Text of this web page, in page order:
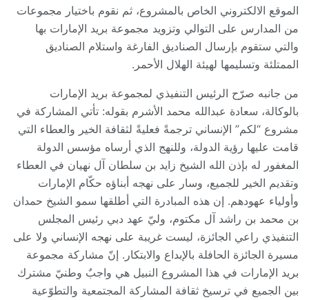
الموقع الالكتروني الخاص بالمشروع، ثم نقوم باختيار مجموعات
من المدارس على التوالي وتزويد مجموعة بريد الإمارات بها
والتي ستقوم بإرسال الصناديق الفارغة واستلام الصناديق
الممتلئة وتسليمها لهيئة الهلال الأحمر.
من جانبه صرّح الرئيس التنفيذي لمجموعة بريد الإمارات
بالوكالة، سعادة عبدالله محمد الأشرم بقوله: تأتي المشاركة في
مشروع “لكم” الإنساني ترجمةً فعليةً لثقافة الخير والعطاء التي
قامت عليها رؤية الدولة، وللنهج الذي أرساه مؤسس الدولة
المغفور له بإذن الله الشيخ زايد بن سلطان آل نهيان في العطاء
وتقديم الخير للجميع، وسار على نهجه أبناؤه حكّام الإمارات
وأولياء عهودهم. إن هذه المبادرة التي أطلقها سمو الشيخ حمدان
بن محمد بن راشد آل مكتوم، وليّ عهد دبي رئيس المجلس
التنفيذي راعي الجائزة، ليست غريبة على نهجه الإنساني ولا على
مسيرة الجائزة الحافلة بالإبداع والابتكار. إنّ مشاركة مجموعة
بريد الإمارات في هذا المشروع النبيل هي واجبٌ وطنيّ مشترك
بين الجميع في ترسيخ ثقافة المشاركة المجتمعية والتطوّعية